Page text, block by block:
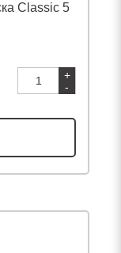
Classic 5
-
+